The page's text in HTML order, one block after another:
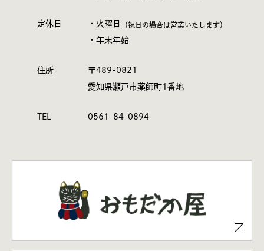
定休日 ・火曜日 （祝日の場合は営業いたします）
・年末年始
住所
〒489-0821
愛知県瀬戸市薬師町1番地
TEL 0561-84-0894